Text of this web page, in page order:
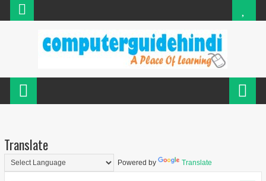
Translate
Powered by Translate